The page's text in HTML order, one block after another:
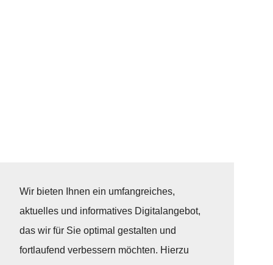
Wir bieten Ihnen ein umfangreiches,
aktuelles und informatives Digitalangebot,
das wir für Sie optimal gestalten und
fortlaufend verbessern möchten. Hierzu